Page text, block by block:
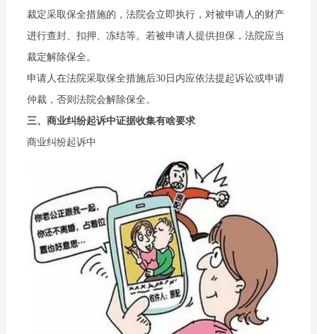
裁定采取保全措施的，法院会立即执行，对被申请人的财产
进行查封、扣押、冻结等。若被申请人提供担保，法院应当
裁定解除保全。
申请人在法院采取保全措施后30日内应依法提起诉讼或申请
仲裁，否则法院会解除保全。
三、商业纠纷起诉中证据收集有啥要求
商业纠纷起诉中